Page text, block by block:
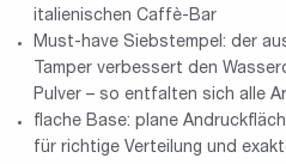
italienischen Caffè-Bar
Must-have Siebstempel: der
Tamper verbessert den
Pulver – so entfalten sich alle
flache Base: plane
für richtige Verteilung und